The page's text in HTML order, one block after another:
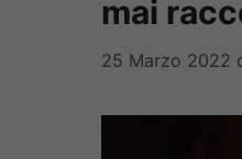
mai
25 Marzo 2022